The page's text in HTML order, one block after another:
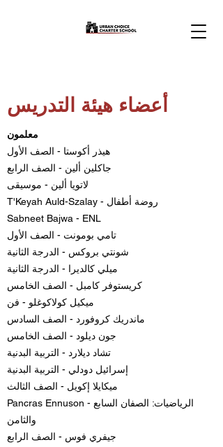
أعضاء هيئة التدريس
معلمون
هيذر أكوستا - الصف الأول
جاكلين ألين - الصف الرابع
لاتويا ألين - موسيقى
T'Keyah Auld-Szalay - روضة أطفال
Sabneet Bajwa - ENL
تامي بومونت - الصف الأول
شونتي بروكس - الدرجة الثانية
ميلي كالديرا - الدرجة الثانية
كريستوفر كامبل - الصف الخامس
ميكيل كولاكوغلو - فن
ماندريك كروفورد - الصف السادس
جون ديلود - الصف الخامس
تشاد ديلارد - التربية البدنية
إسرائيل دودلي - التربية البدنية
ميكايلا إكويل - الصف الثالث
Pancras Ennuson - الرياضيات: الصفان السابع
والثامن
جيفري فوس - الصف الرابع